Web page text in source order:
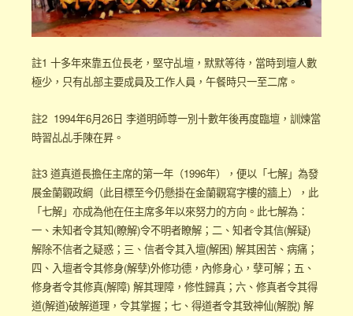
註1 十多年來靠五位長老，堅守乩壇，默默等待，當時到壇人數
極少，只有乩部主要成員及工作人員，午餐時只一至二席。
註2 1994年6月26日 李道明師尊一別十數年後再度臨壇，訓煉當
時習乩乩手陳在昇。
註3 道真道長擔任主席的第一年（1996年），便以「七解」為發
展金蘭觀政綱（此目標至今仍懸掛在金蘭觀寫字樓的牆上），此
「七解」亦成為他在任主席多年以來努力的方向。此七解為：
一、未知者令其知(瞭解)令不明者瞭解；二、知者令其信(解疑)
解除不信者之疑惑；三、信者令其入壇(解困) 解其困苦、病痛；
四、入壇者令其修身(解孽)外修功德，內修身心，孽可解；五、
修身者令其修真(解障) 解其理障，修性歸真；六、修真者令其得
道(解道)破解道理，令其掌握；七、得道者令其致神仙(解脫) 解